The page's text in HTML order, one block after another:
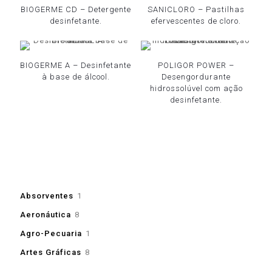
BIOGERME CD – Detergente
desinfetante.
SANICLORO – Pastilhas
efervescentes de cloro.
BIOGERME A – Desinfetante
à base de álcool.
POLIGOR POWER –
Desengordurante
hidrossolúvel com ação
desinfetante.
Absorventes 1
Aeronáutica 8
Agro-Pecuaria 1
Artes Gráficas 8